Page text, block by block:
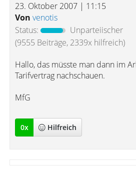
23. Oktober 2007 | 11:15
Von venotis
Status:
Unparteiischer
(9555 Beiträge, 2339x hilfreich)
Hallo, das müsste man dann im
Tarifvertrag nachschauen.
MfG
0x Hilfreich